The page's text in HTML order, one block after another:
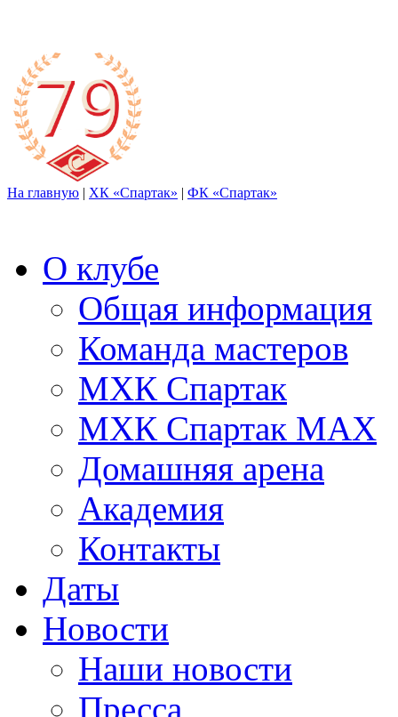
На главную | ХК «Спартак» | ФК «Спартак»
О клубе
Общая информация
Команда мастеров
МХК Спартак
МХК Спартак МАХ
Домашняя арена
Академия
Контакты
Даты
Новости
Наши новости
Пресса